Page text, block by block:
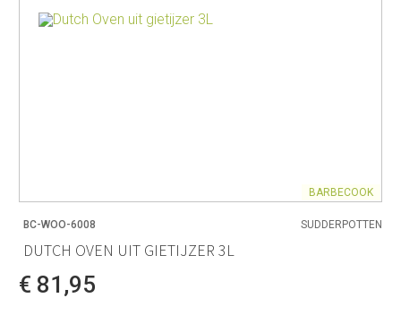
BARBECOOK
BC-WOO-6008 SUDDERPOTTEN
DUTCH OVEN UIT GIETIJZER 3L
€ 81,95